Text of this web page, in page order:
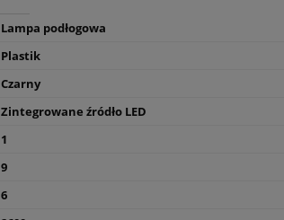
Lampa podłogowa
Plastik
Czarny
Zintegrowane źródło LED
1
9
6